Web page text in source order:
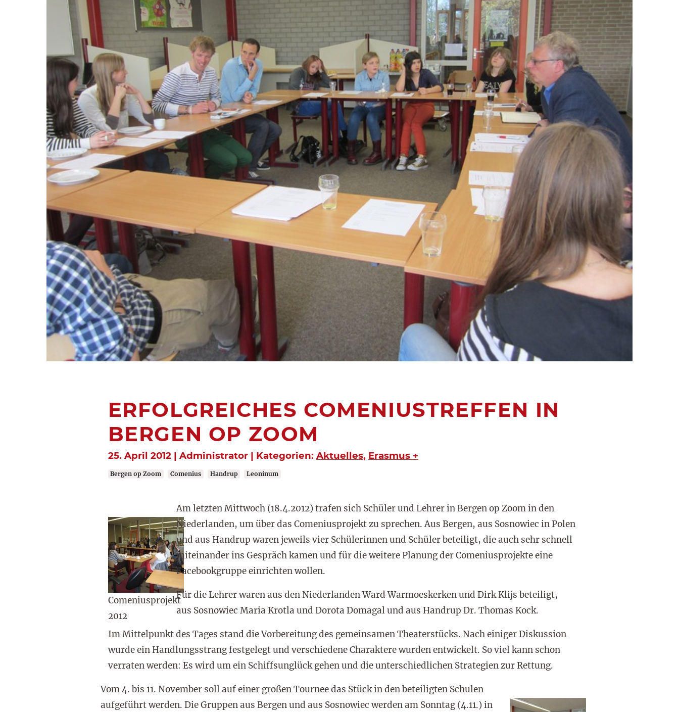
ERFOLGREICHES COMENIUSTREFFEN IN
BERGEN OP ZOOM
25. April 2012 | Administrator | Kategorien: Aktuelles, Erasmus +
Bergen op Zoom Comenius Handrup Leoninum
Comeniusprojekt
2012
Am letzten Mittwoch (18.4.2012) trafen sich Schüler und Lehrer in Bergen op Zoom in den
Niederlanden, um über das Comeniusprojekt zu sprechen. Aus Bergen, aus Sosnowiec in Polen
und aus Handrup waren jeweils vier Schülerinnen und Schüler beteiligt, die auch sehr schnell
miteinander ins Gespräch kamen und für die weitere Planung der Comeniusprojekte eine
Facebookgruppe einrichten wollen.
Für die Lehrer waren aus den Niederlanden Ward Warmoeskerken und Dirk Klijs beteiligt,
aus Sosnowiec Maria Krotla und Dorota Domagal und aus Handrup Dr. Thomas Kock.
Im Mittelpunkt des Tages stand die Vorbereitung des gemeinsamen Theaterstücks. Nach einiger Diskussion
wurde ein Handlungsstrang festgelegt und verschiedene Charaktere wurden entwickelt. So viel kann schon
verraten werden: Es wird um ein Schiffsunglück gehen und die unterschiedlichen Strategien zur Rettung.
Vom 4. bis 11. November soll auf einer großen Tournee das Stück in den beteiligten Schulen
aufgeführt werden. Die Gruppen aus Bergen und aus Sosnowiec werden am Sonntag (4.11.) in